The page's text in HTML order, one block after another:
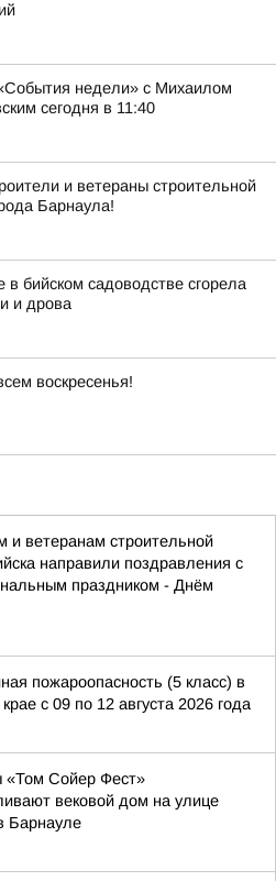
недели» с Михаилом
сегодня в 11:40
и ветераны строительной
Барнаула!
в бийском садоводстве сгорела
и дрова
воскресенья!
и ветеранам строительной
направили поздравления с
праздником - Днём
пожароопасность (5 класс) в
с 09 по 12 августа 2026 года
«Том Сойер Фест»
вековой дом на улице
Барнауле